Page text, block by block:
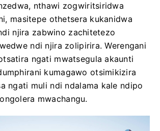
nthawi zogwiritsiridwa
masitepe othetsera kukanidwa
njira zabwino zachitetezo
ndi njira zolipirira. Werengani
ngati mwatsegula akaunti
kumagawo otsimikizira
ngati muli ndi ndalama kale ndipo
mwachangu.